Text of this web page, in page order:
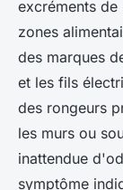
excréments
zones
des marques
et les fils
des rongeurs
les murs ou
inattendue
symptôme